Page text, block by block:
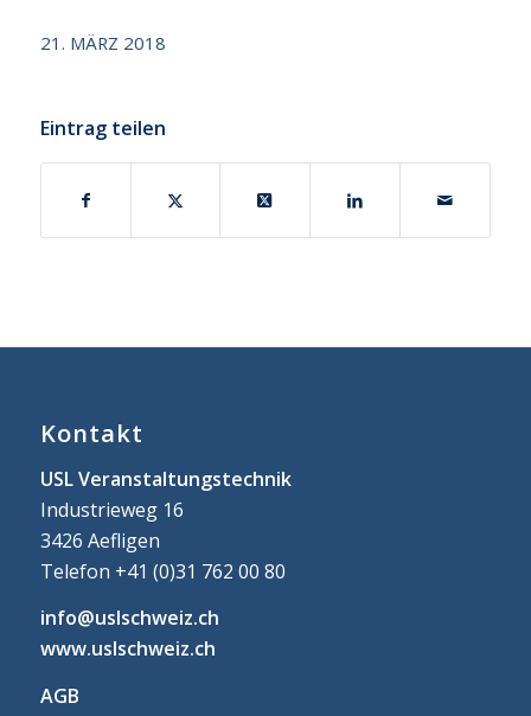
21. MÄRZ 2018
Eintrag teilen
Kontakt
USL Veranstaltungstechnik
Industrieweg 16
3426 Aefligen
Telefon +41 (0)31 762 00 80
info@uslschweiz.ch
www.uslschweiz.ch
AGB